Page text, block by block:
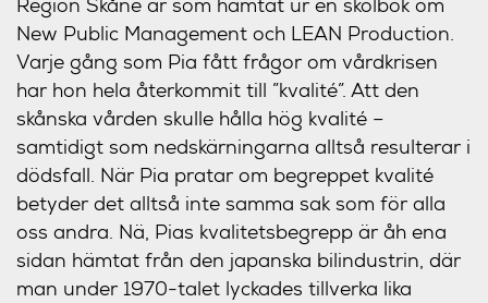
Region Skåne är som hämtat ur en skolbok om
New Public Management och LEAN Production.
Varje gång som Pia fått frågor om vårdkrisen
har hon hela återkommit till ”kvalité”. Att den
skånska vården skulle hålla hög kvalité –
samtidigt som nedskärningarna alltså resulterar i
dödsfall. När Pia pratar om begreppet kvalité
betyder det alltså inte samma sak som för alla
oss andra. Nä, Pias kvalitetsbegrepp är åh ena
sidan hämtat från den japanska bilindustrin, där
man under 1970-talet lyckades tillverka lika